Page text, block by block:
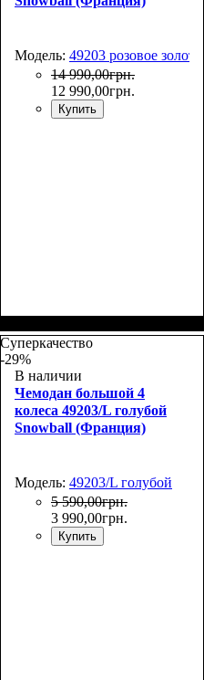
Модель: 49203 розовое золото
14 990,00грн.
12 990,00грн.
Купить
Суперкачество
-29%
В наличии
Чемодан большой 4
колеса 49203/L голубой
Snowball (Франция)
Модель: 49203/L голубой
5 590,00грн.
3 990,00грн.
Купить